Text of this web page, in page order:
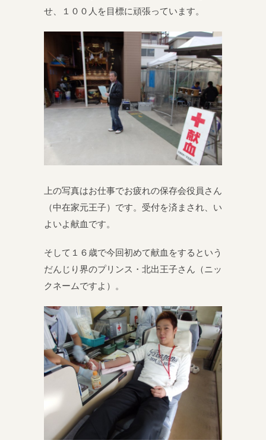
せ、１００人を目標に頑張っています。
上の写真はお仕事でお疲れの保存会役員さん
（中在家元王子）です。受付を済まされ、い
よいよ献血です。
そして１６歳で今回初めて献血をするという
だんじり界のプリンス・北出王子さん（ニッ
クネームですよ）。